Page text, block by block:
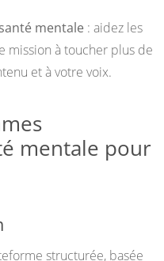
mentale : aidez les
mission à toucher plus de
et à votre voix.
mentale pour
structurée, basée